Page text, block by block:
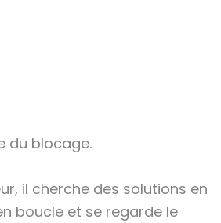
du blocage.
il cherche des solutions en
boucle et se regarde le